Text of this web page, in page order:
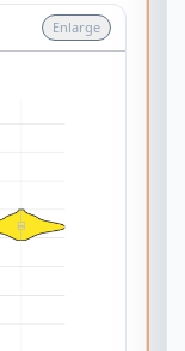
Enlarge